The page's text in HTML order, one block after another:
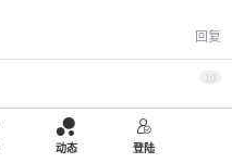
回复
动态 登陆